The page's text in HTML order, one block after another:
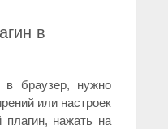
в
в браузер, нужно
или настроек
плагин, нажать на